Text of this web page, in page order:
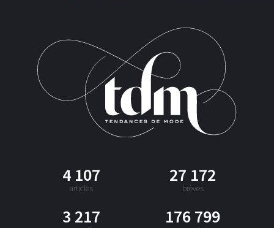
4 107
articles
27 172
brèves
3 217 176 799